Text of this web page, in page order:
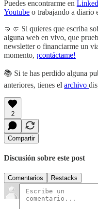
Puedes encontrarme en
Youtube o trabajando a diario
🤜🤛 Si quieres que escriba
alguna web en vivo, que
newsletter o financiarme un
momento, ¡contáctame!
📚 Si te has perdido alguna
anteriores, tienes el archivo
2
Compartir
Discusión sobre este post
Comentarios Restacks